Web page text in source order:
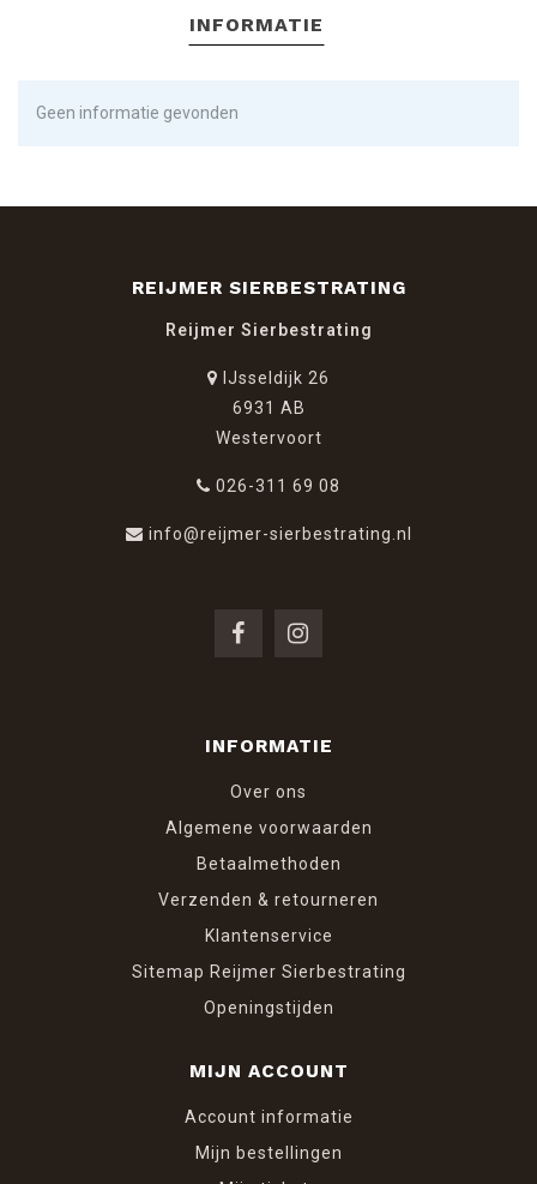
INFORMATIE
Geen informatie gevonden
REIJMER SIERBESTRATING
Reijmer Sierbestrating
IJsseldijk 26
6931 AB
Westervoort
026-311 69 08
info@reijmer-sierbestrating.nl
INFORMATIE
Over ons
Algemene voorwaarden
Betaalmethoden
Verzenden & retourneren
Klantenservice
Sitemap Reijmer Sierbestrating
Openingstijden
MIJN ACCOUNT
Account informatie
Mijn bestellingen